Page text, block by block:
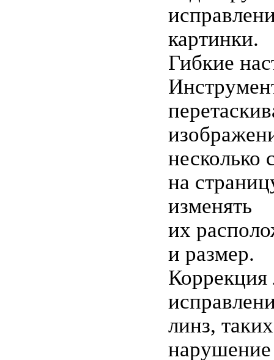
картинки.
Гибкие
несколько
на
изменять
их
и размер.
линз,
нарушение